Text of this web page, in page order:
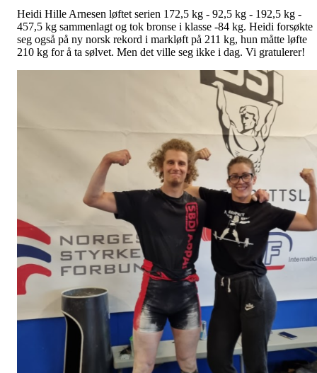
Heidi Hille Arnesen løftet serien 172,5 kg - 92,5 kg - 192,5 kg -
457,5 kg sammenlagt og tok bronse i klasse -84 kg. Heidi forsøkte
seg også på ny norsk rekord i markløft på 211 kg, hun måtte løfte
210 kg for å ta sølvet. Men det ville seg ikke i dag. Vi gratulerer!